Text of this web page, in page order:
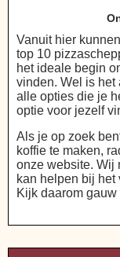
Vanuit hier
top 10
het ideale begin
vinden. Wel is het
alle opties die je
optie voor jezelf
Als je op zoek
koffie te maken,
onze website. Wij
kan helpen bij het
Kijk daarom gauw